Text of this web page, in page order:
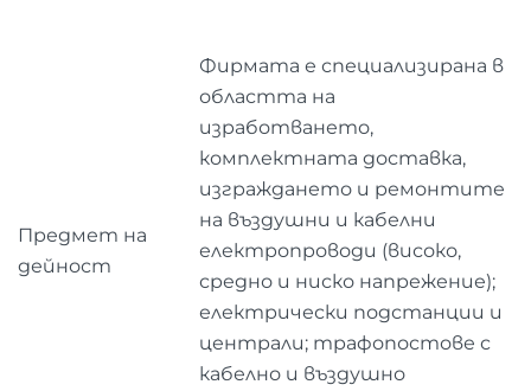
Предмет на
дейност
Фирмата е специализирана в
областта на
изработването,
комплектната доставка,
изграждането и ремонтите
на въздушни и кабелни
електропроводи (високо,
средно и ниско напрежение);
електрически подстанции и
централи; трафопостове с
кабелно и въздушно